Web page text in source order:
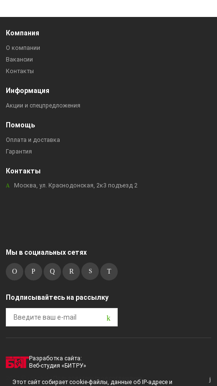
Компания
О компании
Вакансии
Контакты
Информация
Акции и спецпредложения
Помощь
Оплата и доставка
Гарантия
Контакты
Москва, ул. Краснодонская, 2к3 подъезд 2
Мы в социальных сетях
Подписывайтесь на рассылку
Разработка сайта:
Веб-студия «БИТРУ»
2023 © i-market |
Пользовательское соглашение
Этот сайт собирает cookie-файлы, данные об IP-адресе и